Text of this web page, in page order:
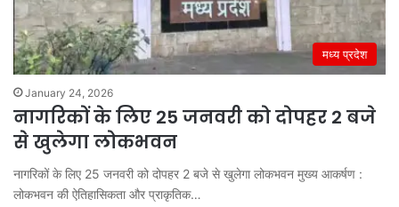
मध्य प्रदेश
January 24, 2026
नागरिकों के लिए 25 जनवरी को दोपहर 2 बजे
से खुलेगा लोकभवन
नागरिकों के लिए 25 जनवरी को दोपहर 2 बजे से खुलेगा लोकभवन मुख्य आकर्षण :
लोकभवन की ऐतिहासिकता और प्राकृतिक…